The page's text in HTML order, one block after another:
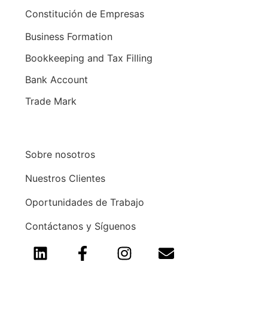
Constitución de Empresas
Business Formation
Bookkeeping and Tax Filling
Bank Account
Trade Mark
Sobre nosotros
Nuestros Clientes
Oportunidades de Trabajo
Contáctanos y Síguenos